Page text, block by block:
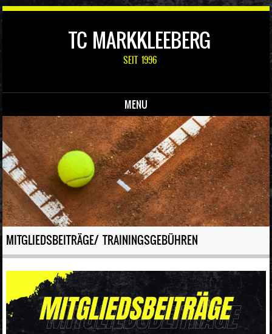
TC MARKKLEEBERG
SEIT 1996
MENU
Skip to content
MITGLIEDSBEITRÄGE/ TRAININGSGEBÜHREN